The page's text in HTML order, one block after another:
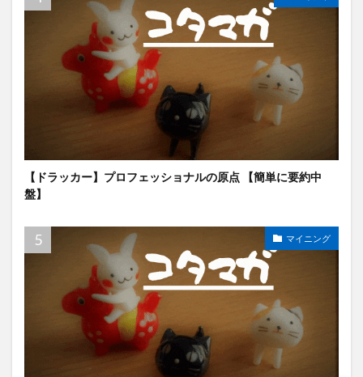
【ドラッカー】プロフェッショナルの原点 【簡単に要約中
盤】
マイニング